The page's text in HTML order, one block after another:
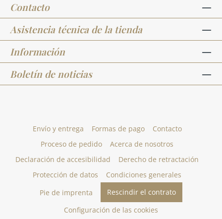
Contacto
Asistencia técnica de la tienda
Información
Boletín de noticias
Envío y entrega Formas de pago
Contacto
Proceso de pedido
Acerca de nosotros
Declaración de accesibilidad
Derecho de retractación
Protección de datos
Condiciones generales
Pie de imprenta
Rescindir el contrato
Configuración de las cookies